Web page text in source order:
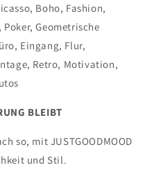
Boho, Fashion,
Geometrische
Eingang, Flur,
Retro, Motivation,
BLEIBT
so, mit JUSTGOODMOOD
und Stil.